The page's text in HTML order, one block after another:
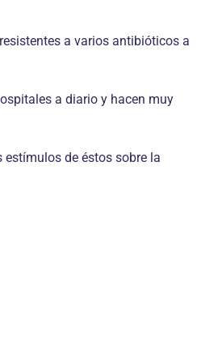
a varios antibióticos a
a diario y hacen muy
estímulos de éstos sobre la